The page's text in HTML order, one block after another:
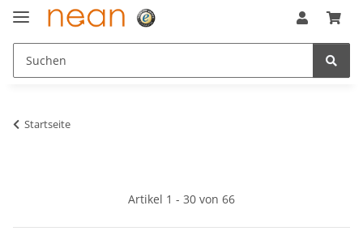
Startseite
Artikel 1 - 30 von 66